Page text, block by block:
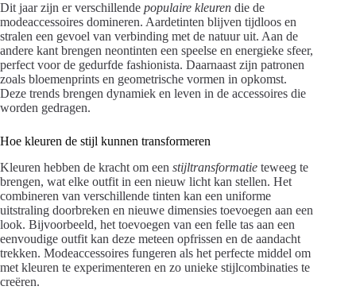
Dit jaar zijn er verschillende populaire kleuren die de
modeaccessoires domineren. Aardetinten blijven tijdloos en
stralen een gevoel van verbinding met de natuur uit. Aan de
andere kant brengen neontinten een speelse en energieke sfeer,
perfect voor de gedurfde fashionista. Daarnaast zijn patronen
zoals bloemenprints en geometrische vormen in opkomst.
Deze trends brengen dynamiek en leven in de accessoires die
worden gedragen.
Hoe kleuren de stijl kunnen transformeren
Kleuren hebben de kracht om een stijltransformatie teweeg te
brengen, wat elke outfit in een nieuw licht kan stellen. Het
combineren van verschillende tinten kan een uniforme
uitstraling doorbreken en nieuwe dimensies toevoegen aan een
look. Bijvoorbeeld, het toevoegen van een felle tas aan een
eenvoudige outfit kan deze meteen opfrissen en de aandacht
trekken. Modeaccessoires fungeren als het perfecte middel om
met kleuren te experimenteren en zo unieke stijlcombinaties te
creëren.